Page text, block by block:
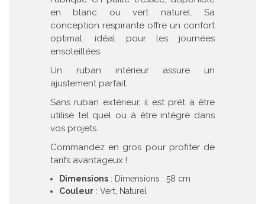
en blanc ou vert naturel. Sa
conception respirante offre un confort
optimal, idéal pour les journées
ensoleillées.
Un ruban intérieur assure un
ajustement parfait.
Sans ruban extérieur, il est prêt à être
utilisé tel quel ou à être intégré dans
vos projets.
Commandez en gros pour profiter de
tarifs avantageux !
Dimensions : Dimensions : 58 cm
Couleur : Vert, Naturel